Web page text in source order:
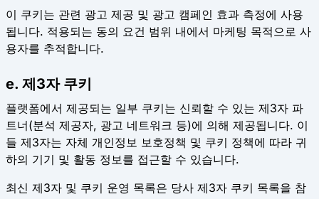
이 쿠키는 관련 광고 제공 및 광고 캠페인 효과 측정에 사용
됩니다. 적용되는 동의 요건 범위 내에서 마케팅 목적으로 사
용자를 추적합니다.
e. 제3자 쿠키
플랫폼에서 제공되는 일부 쿠키는 신뢰할 수 있는 제3자 파
트너(분석 제공자, 광고 네트워크 등)에 의해 제공됩니다. 이
들 제3자는 자체 개인정보 보호정책 및 쿠키 정책에 따라 귀
하의 기기 및 활동 정보를 접근할 수 있습니다.
최신 제3자 및 쿠키 운영 목록은 당사 제3자 쿠키 목록을 참